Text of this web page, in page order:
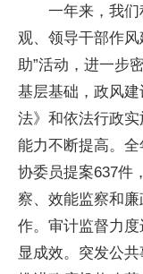
一年来，我们
观、领导干部作
助”活动，进一步
基层基础，政风
法》和依法行政
能力不断提高。
协委员提案637件
察、效能监察和
作。审计监督力
显成效。突发公